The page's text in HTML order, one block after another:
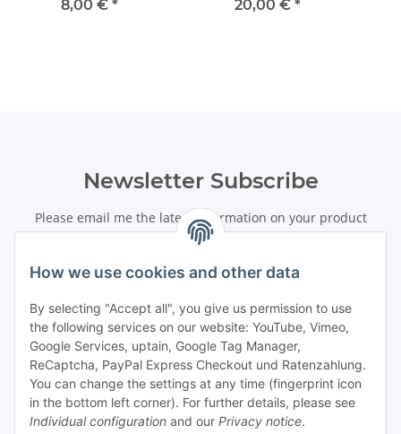
How we use cookies and other data
By selecting "Accept all", you give us permission to use
the following services on our website: YouTube, Vimeo,
Google Services, uptain, Google Tag Manager,
ReCaptcha, PayPal Express Checkout und Ratenzahlung.
You can change the settings at any time (fingerprint icon
in the bottom left corner). For further details, please see
Individual configuration and our Privacy notice.
8,00 € *
bis 3 (FSK18)
20,00 € *
Newsletter Subscribe
Please email me the latest information on your product
portfolio regularly and in accordance with your dataprivacy
said emails at any time.
Subscribe
Newsletter Subscribe
Information